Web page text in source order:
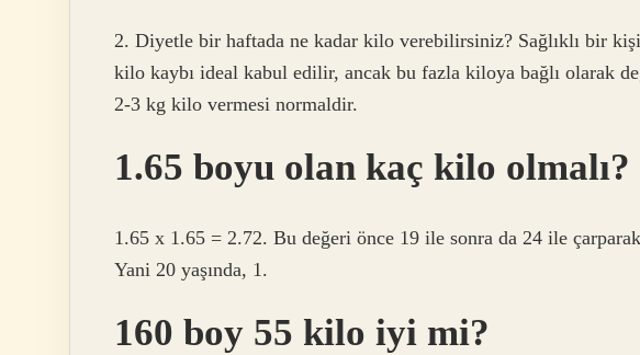
2. Diyetle bir haftada ne kadar kilo verebilirsiniz? Sağlıklı bir
kilo kaybı ideal kabul edilir, ancak bu fazla kiloya bağlı olarak
2-3 kg kilo vermesi normaldir.
1.65 boyu olan kaç kilo olmalı?
1.65 x 1.65 = 2.72. Bu değeri önce 19 ile sonra da 24 ile
Yani 20 yaşında, 1.
160 boy 55 kilo iyi mi?